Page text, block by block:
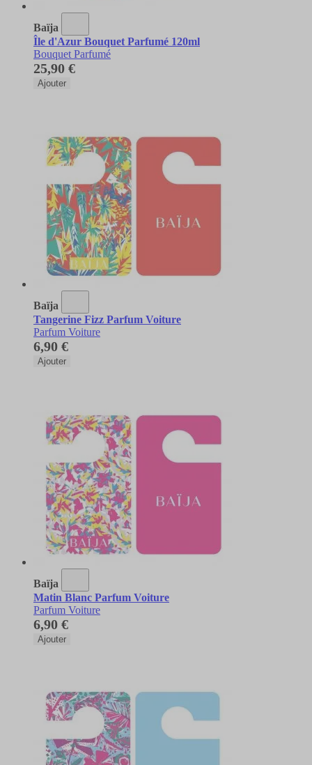
Baïja
Île d'Azur Bouquet Parfumé 120ml
Bouquet Parfumé
25,90 €
Ajouter
Baïja
Tangerine Fizz Parfum Voiture
Parfum Voiture
6,90 €
Ajouter
Baïja
Matin Blanc Parfum Voiture
Parfum Voiture
6,90 €
Ajouter